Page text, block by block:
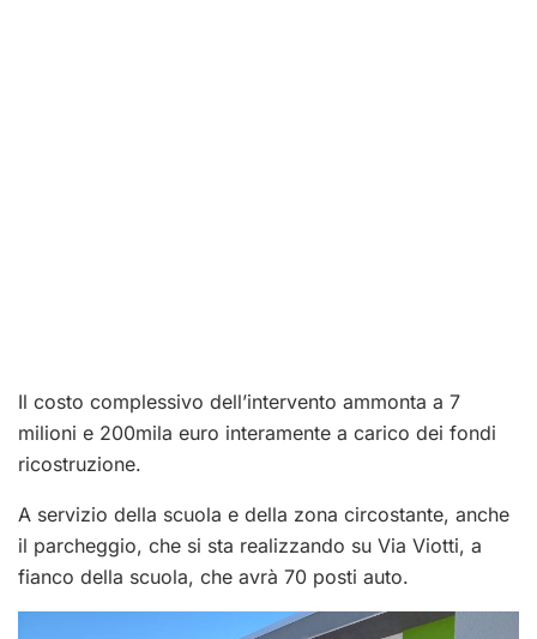
Il costo complessivo dell’intervento ammonta a 7
milioni e 200mila euro interamente a carico dei fondi
ricostruzione.
A servizio della scuola e della zona circostante, anche
il parcheggio, che si sta realizzando su Via Viotti, a
fianco della scuola, che avrà 70 posti auto.